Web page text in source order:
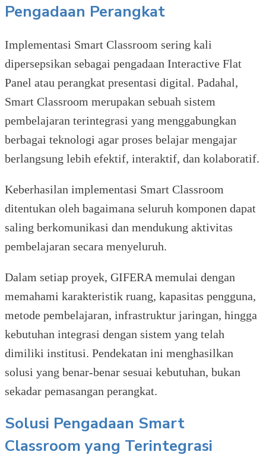
Pengadaan Perangkat
Implementasi Smart Classroom sering kali
dipersepsikan sebagai pengadaan Interactive Flat
Panel atau perangkat presentasi digital. Padahal,
Smart Classroom merupakan sebuah sistem
pembelajaran terintegrasi yang menggabungkan
berbagai teknologi agar proses belajar mengajar
berlangsung lebih efektif, interaktif, dan kolaboratif.
Keberhasilan implementasi Smart Classroom
ditentukan oleh bagaimana seluruh komponen dapat
saling berkomunikasi dan mendukung aktivitas
pembelajaran secara menyeluruh.
Dalam setiap proyek, GIFERA memulai dengan
memahami karakteristik ruang, kapasitas pengguna,
metode pembelajaran, infrastruktur jaringan, hingga
kebutuhan integrasi dengan sistem yang telah
dimiliki institusi. Pendekatan ini menghasilkan
solusi yang benar-benar sesuai kebutuhan, bukan
sekadar pemasangan perangkat.
Solusi Pengadaan Smart
Classroom yang Terintegrasi